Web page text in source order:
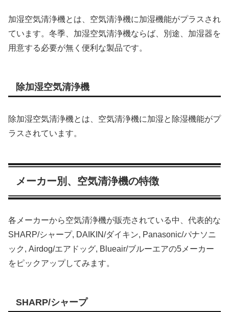
加湿空気清浄機とは、空気清浄機に加湿機能がプラスされ
ています。冬季、加湿空気清浄機ならば、別途、加湿器を
用意する必要が無く便利な製品です。
除加湿空気清浄機
除加湿空気清浄機とは、空気清浄機に加湿と除湿機能がプ
ラスされています。
メーカー別、空気清浄機の特徴
各メーカーから空気清浄機が販売されている中、代表的な
SHARP/シャープ, DAIKIN/ダイキン, Panasonic/パナソニ
ック, Airdog/エアドッグ, Blueair/ブルーエアの5メーカー
をピックアップしてみます。
SHARP/シャープ